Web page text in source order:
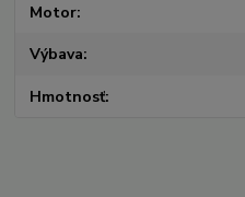
Motor
Výbava
Hmotnosť